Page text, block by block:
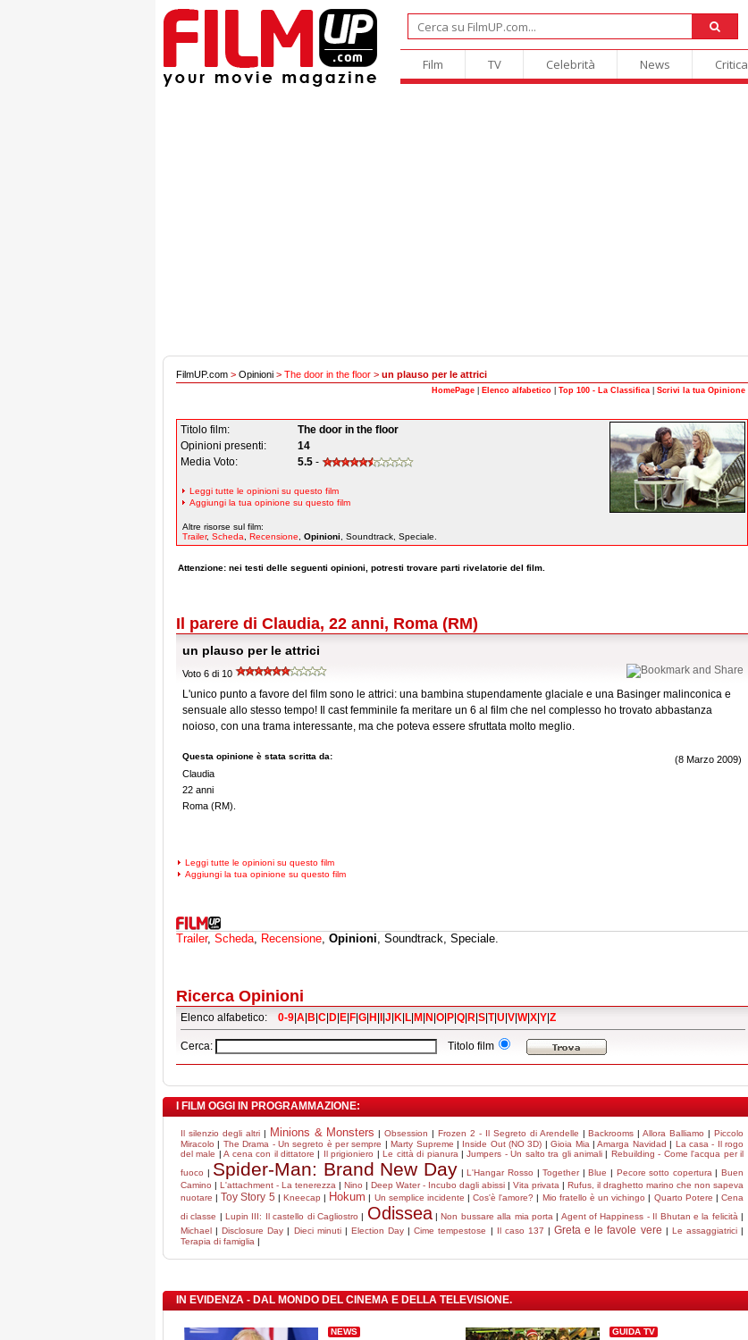
Film TV Celebrità News Critica
FilmUP.com > Opinioni > The door in the floor > un plauso per le attrici
HomePage Elenco alfabetico Top 100 - La Classifica Scrivi la tua Opinione
Titolo film:
The door in the floor
Opinioni presenti:
14
Media Voto:
5.5 -
Leggi tutte le opinioni su questo film
Aggiungi la tua opinione su questo film
Altre risorse sul film:
Trailer, Scheda Recensione Opinioni , Soundtrack, Speciale.
Attenzione: nei testi delle seguenti opinioni, potresti trovare parti rivelatorie del film.
Il parere di Claudia, 22 anni, Roma (RM)
un plauso per le attrici
Voto 6 di 10
L'unico punto a favore del film sono le attrici: una bambina stupendamente glaciale e una Basinger malinconica e
sensuale allo stesso tempo! Il cast femminile fa meritare un 6 al film che nel complesso ho trovato abbastanza
noioso, con una trama interessante, ma che poteva essere sfruttata molto meglio.
Questa opinione è stata scritta da:
Claudia
22 anni
Roma (RM).
(8 Marzo 2009)
Leggi tutte le opinioni su questo film
Aggiungi la tua opinione su questo film
Trailer, Scheda, Recensione, Opinioni, Soundtrack, Speciale.
Ricerca Opinioni
Elenco alfabetico: 0-9 A B C D E F G H J K L M N O P Q R S T|U V W|X Y Z
Cerca: Titolo film
I FILM OGGI IN PROGRAMMAZIONE:
Il silenzio degli altri| Minions & Monsters |Obsession |Frozen 2 - Il Segreto di Arendelle |Backrooms |Allora Balliamo |Piccolo
Miracolo | The Drama - Un segreto è per sempre |Marty Supreme | Inside Out (NO 3D) |Gioia Mia |Amarga Navidad | La casa - Il rogo
del male |A cena con il dittatore | Il prigioniero |Le città di pianura |Jumpers - Un salto tra gli animali | Rebuilding - Come l'acqua per il
fuoco | Spider-Man: Brand New Day |L'Hangar Rosso |Together|Blue | Pecore sotto copertura |Buen
Camino | L'attachment - La tenerezza | Nino | Deep Water - Incubo dagli abissi | Vita privata | Rufus, il draghetto marino che non sapeva
nuotare | Toy Story 5 | Kneecap | Hokum | Un semplice incidente |Cos'è l'amore? | Mio fratello è un vichingo | Quarto Potere |Cena
di classe |Lupin III: Il castello di Cagliostro | Odissea|Non bussare alla mia porta | Agent of Happiness - Il Bhutan e la felicità |
Michael |Disclosure Day | Dieci minuti| Election Day |Cime tempestose | Il caso 137 |Greta e le favole vere | Le assaggiatrici|
Terapia di famiglia |
IN EVIDENZA - DAL MONDO DEL CINEMA E DELLA TELEVISIONE.
NEWS GUIDA TV